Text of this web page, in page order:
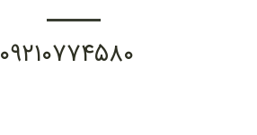
۰۹۲۱۰۷۷۴۵۸۰